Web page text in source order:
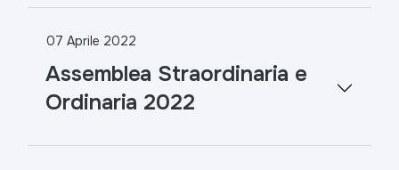
07 Aprile 2022
Assemblea Straordinaria e
Ordinaria 2022